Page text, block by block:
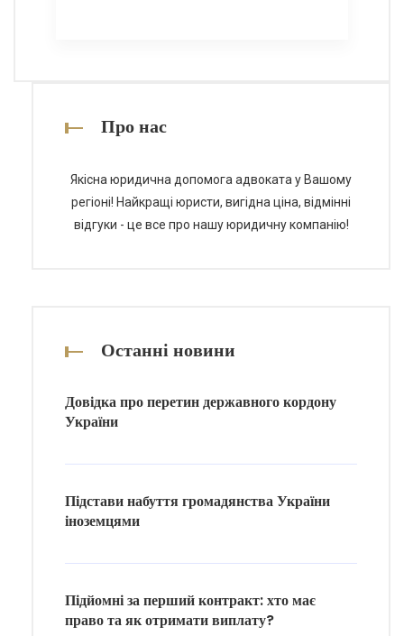
Про нас
Якісна юридична допомога адвоката у Вашому
регіоні! Найкращі юристи, вигідна ціна, відмінні
відгуки - це все про нашу юридичну компанію!
Останні новини
Довідка про перетин державного кордону
України
Підстави набуття громадянства України
іноземцями
Підйомні за перший контракт: хто має
право та як отримати виплату?